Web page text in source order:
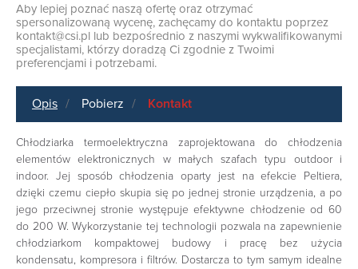
Aby lepiej poznać naszą ofertę oraz otrzymać
spersonalizowaną wycenę, zachęcamy do kontaktu poprzez
kontakt@csi.pl lub bezpośrednio z naszymi wykwalifikowanymi
specjalistami, którzy doradzą Ci zgodnie z Twoimi
preferencjami i potrzebami.
Opis Pobierz Kontakt
Chłodziarka termoelektryczna zaprojektowana do chłodzenia
elementów elektronicznych w małych szafach typu outdoor i
indoor. Jej sposób chłodzenia oparty jest na efekcie Peltiera,
dzięki czemu ciepło skupia się po jednej stronie urządzenia, a po
jego przeciwnej stronie występuje efektywne chłodzenie od 60
do 200 W. Wykorzystanie tej technologii pozwala na zapewnienie
chłodziarkom kompaktowej budowy i pracę bez użycia
kondensatu, kompresora i filtrów. Dostarcza to tym samym idealne